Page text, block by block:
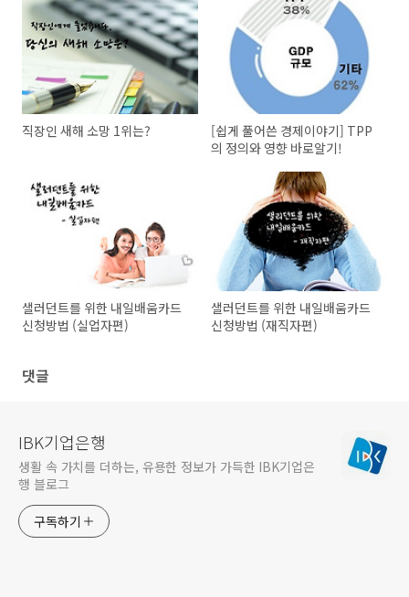
직장인 새해 소망 1위는?
[쉽게 풀어쓴 경제이야기] TPP
의 정의와 영향 바로알기!
샐러던트를 위한 내일배움카드
신청방법 (실업자편)
샐러던트를 위한 내일배움카드
신청방법 (재직자편)
댓글
IBK기업은행
생활 속 가치를 더하는, 유용한 정보가 가득한 IBK기업은
행 블로그
구독하기